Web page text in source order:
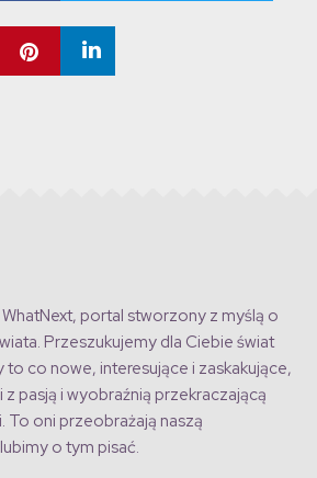
portal stworzony z myślą o
Przeszukujemy dla Ciebie świat
to co nowe, interesujące i zaskakujące,
pasją i wyobraźnią przekraczającą
To oni przeobrażają naszą
o tym pisać.